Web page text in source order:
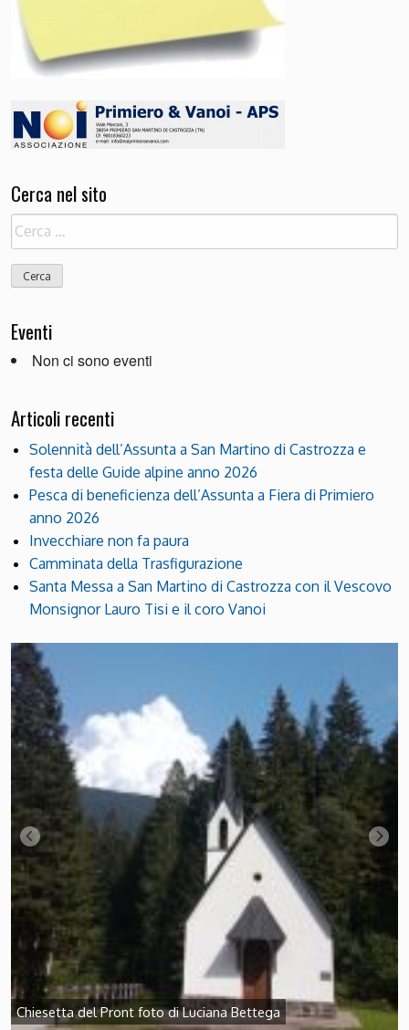
Cerca nel sito
Ricerca
per:
Eventi
Non ci sono eventi
Articoli recenti
Solennità dell’Assunta a San Martino di Castrozza e
festa delle Guide alpine anno 2026
Pesca di beneficienza dell’Assunta a Fiera di Primiero
anno 2026
Invecchiare non fa paura
Camminata della Trasfigurazione
Santa Messa a San Martino di Castrozza con il Vescovo
Monsignor Lauro Tisi e il coro Vanoi
Chiesetta del Pront foto di Luciana Bettega